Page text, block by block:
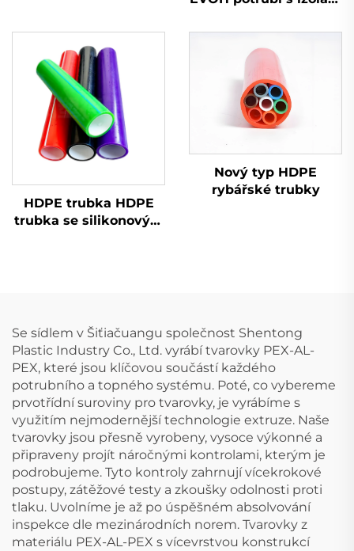
podlahové vytápění
HDPE trubka HDPE
trubka se silikonovým
Nový typ HDPE
rybářské trubky
Se sídlem v Šiťiačuangu společnost Shentong
Plastic Industry Co., Ltd. vyrábí tvarovky PEX-AL-
PEX, které jsou klíčovou součástí každého
potrubního a topného systému. Poté, co vybereme
prvotřídní suroviny pro tvarovky, je vyrábíme s
využitím nejmodernější technologie extruze. Naše
tvarovky jsou přesně vyrobeny, vysoce výkonné a
připraveny projít náročnými kontrolami, kterým je
podrobujeme. Tyto kontroly zahrnují vícekrokové
postupy, zátěžové testy a zkoušky odolnosti proti
tlaku. Uvolníme je až po úspěšném absolvování
inspekce dle mezinárodních norem. Tvarovky z
materiálu PEX-AL-PEX s vícevrstvou konstrukcí